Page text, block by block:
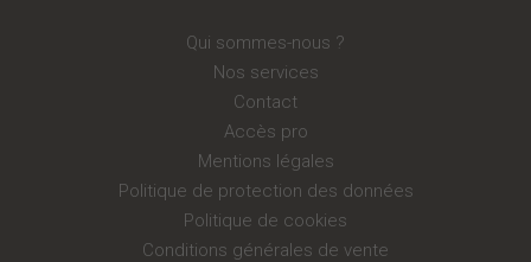
Qui sommes-nous ?
Nos services
Contact
Accès pro
Mentions légales
Politique de protection des données
Politique de cookies
Conditions générales de vente